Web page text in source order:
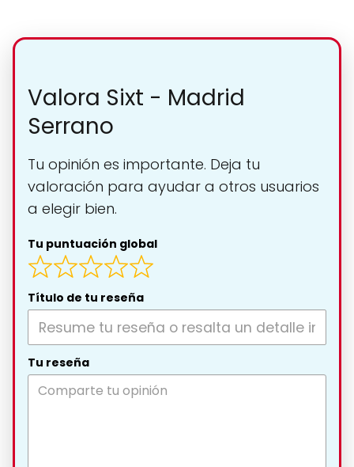
Valora Sixt - Madrid
Serrano
Tu opinión es importante. Deja tu
valoración para ayudar a otros usuarios
a elegir bien.
Tu puntuación global
Título de tu reseña
Tu reseña